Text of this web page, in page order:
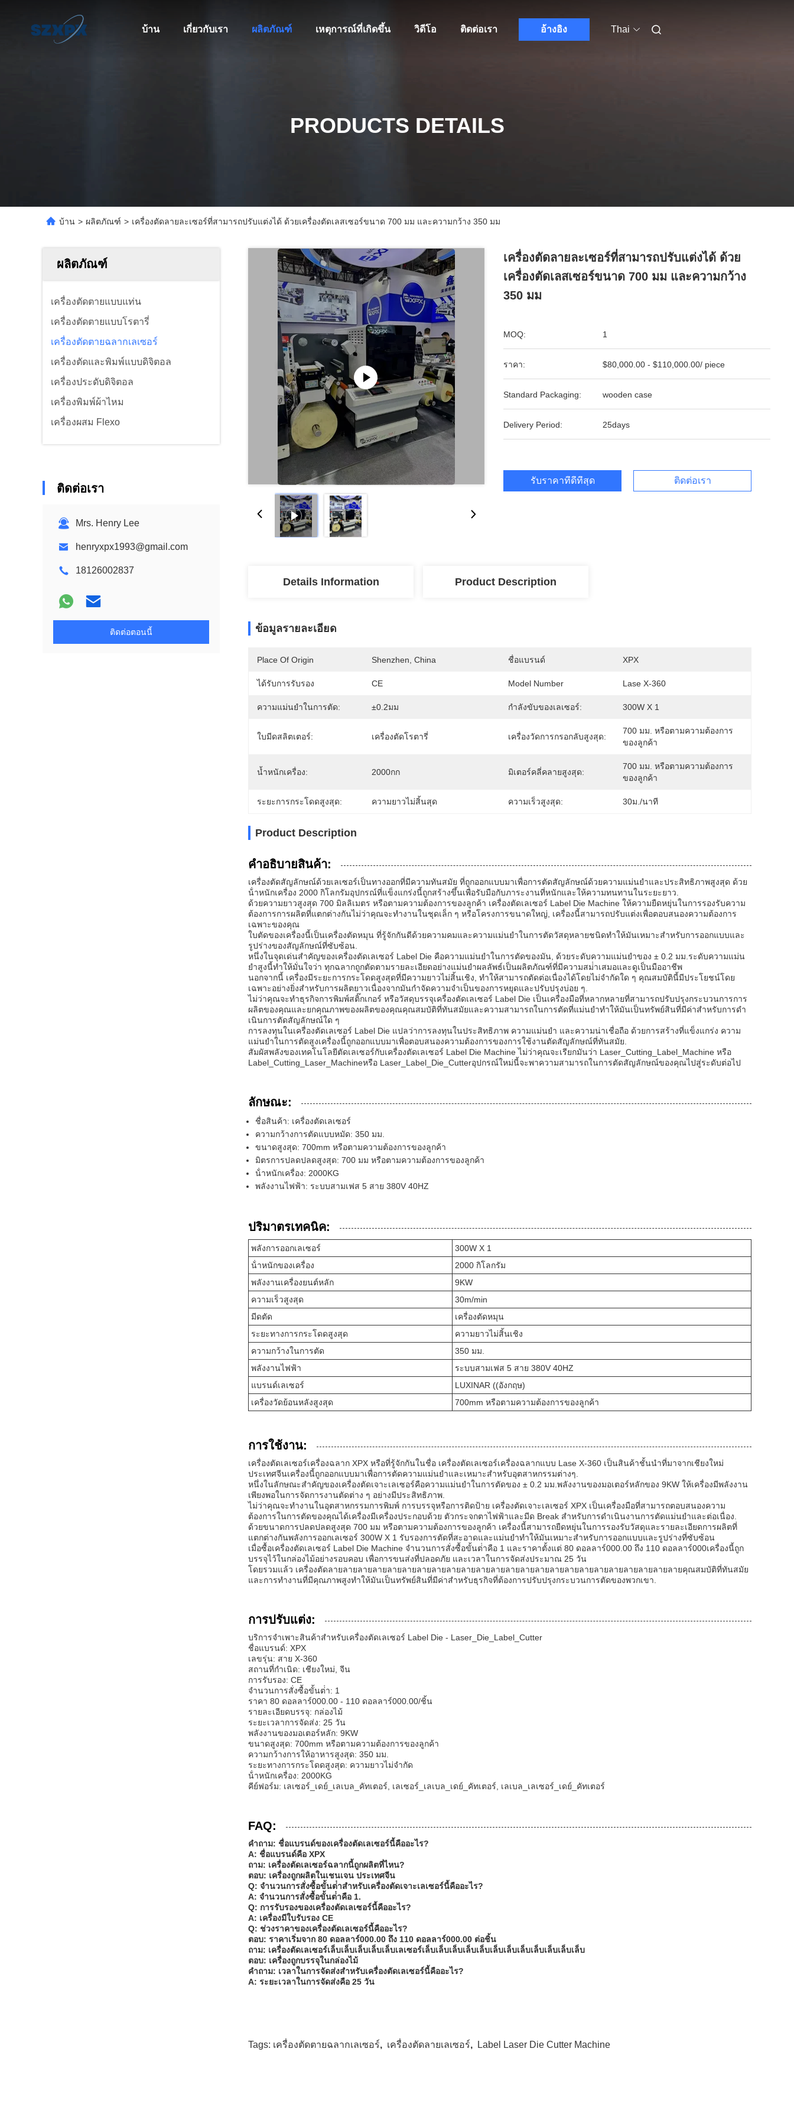
บ้าน เกี่ยวกับเรา ผลิตภัณฑ์ เหตุการณ์ที่เกิดขึ้น วิดีโอ ติดต่อเรา อ้างอิง Thai
PRODUCTS DETAILS
บ้าน > ผลิตภัณฑ์ > เครื่องตัดลายละเซอร์ที่สามารถปรับแต่งได้ ด้วยเครื่องตัดเลสเซอร์ขนาด 700 มม และความกว้าง 350 มม
ผลิตภัณฑ์
เครื่องตัดตายแบบแท่น
เครื่องตัดตายแบบโรตารี่
เครื่องตัดตายฉลากเลเซอร์
เครื่องตัดและพิมพ์แบบดิจิตอล
เครื่องประดับดิจิตอล
เครื่องพิมพ์ผ้าไหม
เครื่องผสม Flexo
ติดต่อเรา
Mrs. Henry Lee
henryxpx1993@gmail.com
18126002837
ติดต่อตอนนี้
เครื่องตัดลายละเซอร์ที่สามารถปรับแต่งได้ ด้วย
เครื่องตัดเลสเซอร์ขนาด 700 มม และความกว้าง
350 มม
MOQ: 1
ราคา: $80,000.00 - $110,000.00/ piece
Standard Packaging: wooden case
Delivery Period: 25days
รับราคาที่ดีที่สุด ติดต่อเรา
Details Information Product Description
ข้อมูลรายละเอียด
Place Of Origin Shenzhen, China ชื่อแบรนด์ XPX
ได้รับการรับรอง CE Model Number Lase X-360
ความแม่นยำในการตัด: ±0.2มม กำลังขับของเลเซอร์: 300W X 1
ใบมีดสลิตเตอร์: เครื่องตัดโรตารี่ เครื่องวัดการกรอกลับสูงสุด:
700 มม. หรือตามความต้องการ
ของลูกค้า
น้ำหนักเครื่อง: 2000กก มิเตอร์คลี่คลายสูงสุด:
700 มม. หรือตามความต้องการ
ของลูกค้า
ระยะการกระโดดสูงสุด: ความยาวไม่สิ้นสุด ความเร็วสูงสุด: 30ม./นาที
Product Description
คําอธิบายสินค้า:
เครื่องตัดสัญลักษณ์ด้วยเลเซอร์เป็นทางออกที่มีความทันสมัย ที่ถูกออกแบบมาเพื่อการตัดสัญลักษณ์ด้วยความแม่นยําและประสิทธิภาพสูงสุด ด้วย
น้ําหนักเครื่อง 2000 กิโลกรัมอุปกรณ์ที่แข็งแกร่งนี้ถูกสร้างขึ้นเพื่อรับมือกับภาระงานที่หนักและให้ความทนทานในระยะยาว.
ด้วยความยาวสูงสุด 700 มิลลิเมตร หรือตามความต้องการของลูกค้า เครื่องตัดเลเซอร์ Label Die Machine ให้ความยืดหยุ่นในการรองรับความ
ต้องการการผลิตที่แตกต่างกันไม่ว่าคุณจะทํางานในชุดเล็ก ๆ หรือโครงการขนาดใหญ่, เครื่องนี้สามารถปรับแต่งเพื่อตอบสนองความต้องการ
เฉพาะของคุณ
ใบตัดของเครื่องนี้เป็นเครื่องตัดหมุน ที่รู้จักกันดีด้วยความคมและความแม่นยําในการตัดวัสดุหลายชนิดทําให้มันเหมาะสําหรับการออกแบบและ
รูปร่างของสัญลักษณ์ที่ซับซ้อน.
หนึ่งในจุดเด่นสําคัญของเครื่องตัดเลเซอร์ Label Die คือความแม่นยําในการตัดของมัน, ด้วยระดับความแม่นยําของ ± 0.2 มม.ระดับความแม่น
ยําสูงนี้ทําให้มั่นใจว่า ทุกฉลากถูกตัดตามรายละเอียดอย่างแม่นยําผลลัพธ์เป็นผลิตภัณฑ์ที่มีความสม่ําเสมอและดูเป็นมืออาชีพ
นอกจากนี้ เครื่องมีระยะการกระโดดสูงสุดที่มีความยาวไม่สิ้นเชิง, ทําให้สามารถตัดต่อเนื่องได้โดยไม่จํากัดใด ๆ คุณสมบัตินี้มีประโยชน์โดย
เฉพาะอย่างยิ่งสําหรับการผลิตยาวเนื่องจากมันกําจัดความจําเป็นของการหยุดและปรับปรุงบ่อย ๆ.
ไม่ว่าคุณจะทําธุรกิจการพิมพ์สติ๊กเกอร์ หรือวัสดุบรรจุเครื่องตัดเลเซอร์ Label Die เป็นเครื่องมือที่หลากหลายที่สามารถปรับปรุงกระบวนการการ
ผลิตของคุณและยกคุณภาพของผลิตของคุณคุณสมบัติที่ทันสมัยและความสามารถในการตัดที่แม่นยําทําให้มันเป็นทรัพย์สินที่มีค่าสําหรับการดํา
เนินการตัดสัญลักษณ์ใด ๆ
การลงทุนในเครื่องตัดเลเซอร์ Label Die แปลว่าการลงทุนในประสิทธิภาพ ความแม่นยํา และความน่าเชื่อถือ ด้วยการสร้างที่แข็งแกร่ง ความ
แม่นยําในการตัดสูงเครื่องนี้ถูกออกแบบมาเพื่อตอบสนองความต้องการของการใช้งานตัดสัญลักษณ์ที่ทันสมัย.
สัมผัสพลังของเทคโนโลยีตัดเลเซอร์กับเครื่องตัดเลเซอร์ Label Die Machine ไม่ว่าคุณจะเรียกมันว่า Laser_Cutting_Label_Machine หรือ
Label_Cutting_Laser_Machineหรือ Laser_Label_Die_Cutterอุปกรณ์ใหม่นี้จะพาความสามารถในการตัดสัญลักษณ์ของคุณไปสู่ระดับต่อไป
ลักษณะ:
ชื่อสินค้า: เครื่องตัดเลเซอร์
ความกว้างการตัดแบบหมัด: 350 มม.
ขนาดสูงสุด: 700mm หรือตามความต้องการของลูกค้า
มิตรการปลดปลดสูงสุด: 700 มม หรือตามความต้องการของลูกค้า
น้ําหนักเครื่อง: 2000KG
พลังงานไฟฟ้า: ระบบสามเฟส 5 สาย 380V 40HZ
ปริมาตรเทคนิค:
พลังการออกเลเซอร์
300W X 1
น้ําหนักของเครื่อง
2000 กิโลกรัม
พลังงานเครื่องยนต์หลัก
9KW
ความเร็วสูงสุด
30m/min
มีดตัด
เครื่องตัดหมุน
ระยะทางการกระโดดสูงสุด
ความยาวไม่สิ้นเชิง
ความกว้างในการตัด
350 มม.
พลังงานไฟฟ้า
ระบบสามเฟส 5 สาย 380V 40HZ
แบรนด์เลเซอร์
LUXINAR ((อังกฤษ)
เครื่องวัดย้อนหลังสูงสุด
700mm หรือตามความต้องการของลูกค้า
การใช้งาน:
เครื่องตัดเลเซอร์เครื่องฉลาก XPX หรือที่รู้จักกันในชื่อ เครื่องตัดเลเซอร์เครื่องฉลากแบบ Lase X-360 เป็นสินค้าชั้นนําที่มาจากเชียงใหม่
ประเทศจีนเครื่องนี้ถูกออกแบบมาเพื่อการตัดความแม่นยําและเหมาะสําหรับอุตสาหกรรมต่างๆ.
หนึ่งในลักษณะสําคัญของเครื่องตัดเจาะเลเซอร์คือความแม่นยําในการตัดของ ± 0.2 มม.พลังงานของมอเตอร์หลักของ 9KW ให้เครื่องมีพลังงาน
เพียงพอในการจัดการงานตัดต่าง ๆ อย่างมีประสิทธิภาพ.
ไม่ว่าคุณจะทํางานในอุตสาหกรรมการพิมพ์ การบรรจุหรือการติดป้าย เครื่องตัดเจาะเลเซอร์ XPX เป็นเครื่องมือที่สามารถตอบสนองความ
ต้องการในการตัดของคุณได้เครื่องมีเครื่องประกอบด้วย ตัวกระจกตาไฟฟ้าและมีด Break สําหรับการดําเนินงานการตัดแม่นยําและต่อเนื่อง.
ด้วยขนาดการปลดปลดสูงสุด 700 มม หรือตามความต้องการของลูกค้า เครื่องนี้สามารถยืดหยุ่นในการรองรับวัสดุและรายละเอียดการผลิตที่
แตกต่างกันพลังการออกเลเซอร์ 300W X 1 รับรองการตัดที่สะอาดและแม่นยําทําให้มันเหมาะสําหรับการออกแบบและรูปร่างที่ซับซ้อน
เมื่อซื้อเครื่องตัดเลเซอร์ Label Die Machine จํานวนการสั่งซื้อขั้นต่ําคือ 1 และราคาตั้งแต่ 80 ดอลลาร์000.00 ถึง 110 ดอลลาร์000เครื่องนี้ถูก
บรรจุไว้ในกล่องไม้อย่างรอบคอบ เพื่อการขนส่งที่ปลอดภัย และเวลาในการจัดส่งประมาณ 25 วัน
โดยรวมแล้ว เครื่องตัดลายลายลายลายลายลายลายลายลายลายลายลายลายลายลายลายลายลายลายลายลายลายลายลายคุณสมบัติที่ทันสมัย
และการทํางานที่มีคุณภาพสูงทําให้มันเป็นทรัพย์สินที่มีค่าสําหรับธุรกิจที่ต้องการปรับปรุงกระบวนการตัดของพวกเขา.
การปรับแต่ง:
บริการจําเพาะสินค้าสําหรับเครื่องตัดเลเซอร์ Label Die - Laser_Die_Label_Cutter
ชื่อแบรนด์: XPX
เลขรุ่น: สาย X-360
สถานที่กําเนิด: เชียงใหม่, จีน
การรับรอง: CE
จํานวนการสั่งซื้อขั้นต่ํา: 1
ราคา 80 ดอลลาร์000.00 - 110 ดอลลาร์000.00/ชิ้น
รายละเอียดบรรจุ: กล่องไม้
ระยะเวลาการจัดส่ง: 25 วัน
พลังงานของมอเตอร์หลัก: 9KW
ขนาดสูงสุด: 700mm หรือตามความต้องการของลูกค้า
ความกว้างการให้อาหารสูงสุด: 350 มม.
ระยะทางการกระโดดสูงสุด: ความยาวไม่จํากัด
น้ําหนักเครื่อง: 2000KG
คีย์ฟอร์ม: เลเซอร์_เดย์_เลเบล_คัทเตอร์, เลเซอร์_เลเบล_เดย์_คัทเตอร์, เลเบล_เลเซอร์_เดย์_คัทเตอร์
FAQ:
คําถาม: ชื่อแบรนด์ของเครื่องตัดเลเซอร์นี้คืออะไร?
A: ชื่อแบรนด์คือ XPX
ถาม: เครื่องตัดเลเซอร์ฉลากนี้ถูกผลิตที่ไหน?
ตอบ: เครื่องถูกผลิตในเชนเจน ประเทศจีน
Q: จํานวนการสั่งซื้อขั้นต่ําสําหรับเครื่องตัดเจาะเลเซอร์นี้คืออะไร?
A: จํานวนการสั่งซื้อขั้นต่ําคือ 1.
Q: การรับรองของเครื่องตัดเลเซอร์นี้คืออะไร?
A: เครื่องมีใบรับรอง CE
Q: ช่วงราคาของเครื่องตัดเลเซอร์นี้คืออะไร?
ตอบ: ราคาเริ่มจาก 80 ดอลลาร์000.00 ถึง 110 ดอลลาร์000.00 ต่อชิ้น
ถาม: เครื่องตัดเลเซอร์เล็บเล็บเล็บเล็บเล็บเลเซอร์เล็บเล็บเล็บเล็บเล็บเล็บเล็บเล็บเล็บเล็บเล็บเล็บ
ตอบ: เครื่องถูกบรรจุในกล่องไม้
คําถาม: เวลาในการจัดส่งสําหรับเครื่องตัดเลเซอร์นี้คืออะไร?
A: ระยะเวลาในการจัดส่งคือ 25 วัน
Tags: เครื่องตัดตายฉลากเลเซอร์, เครื่องตัดลายเลเซอร์, Label Laser Die Cutter Machine